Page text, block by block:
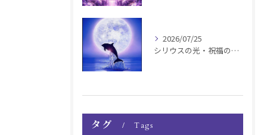
2026/07/25
シリウスの光・祝福の波動チャージ遠隔お知らせ〜銀河新年〜
タグ Tags